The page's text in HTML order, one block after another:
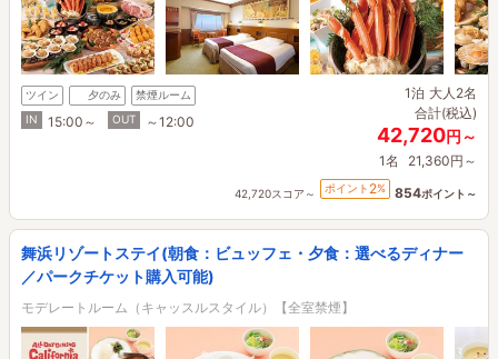
ツイン 夕のみ
禁煙ルーム
IN
15:00～ OUT ～12:00
1泊 大人2名
合計(税込)
42,720円～
1名 21,360円～
42,720スコア～ ポイント 2% 854ポイント～
舞浜リゾートステイ(朝食：ビュッフェ・夕食：選べるディナー
／パークチケット購入可能)
モデレートルーム（キャッスルスタイル）【全室禁煙】